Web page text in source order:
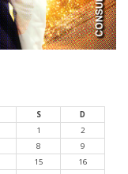
S
D
1
2
8
9
15
16